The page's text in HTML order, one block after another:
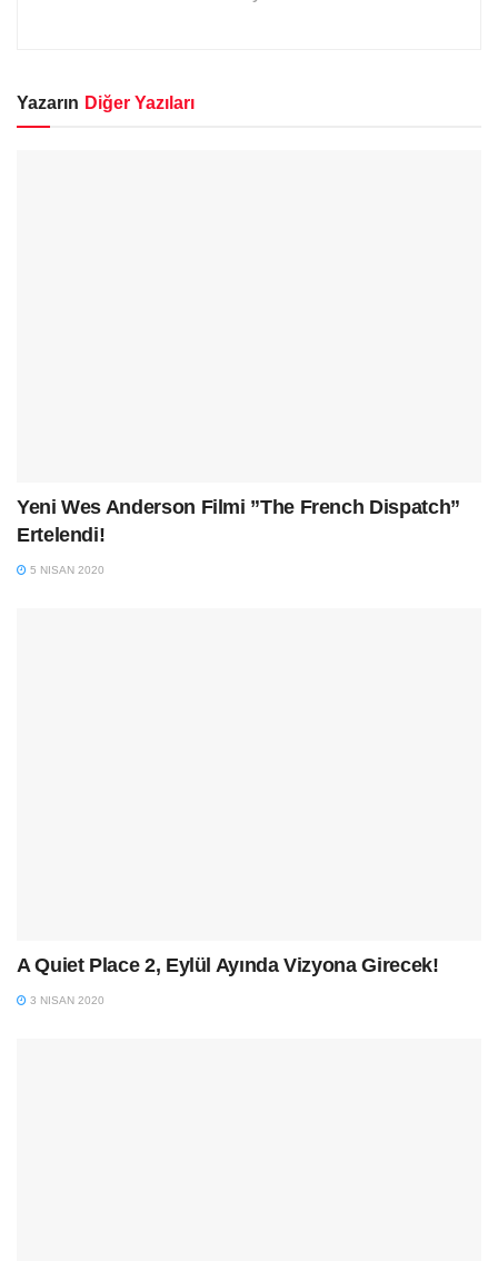
Yazarın Diğer Yazıları
Yeni Wes Anderson Filmi ”The French Dispatch”
Ertelendi!
5 NISAN 2020
A Quiet Place 2, Eylül Ayında Vizyona Girecek!
3 NISAN 2020